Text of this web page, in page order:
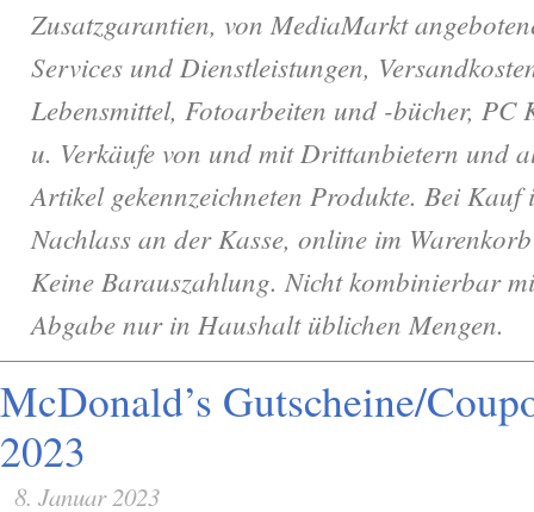
Zusatzgarantien, von MediaMarkt
Services und Dienstleistungen,
Lebensmittel, Fotoarbeiten und -bücher, PC
u. Verkäufe von und mit Drittanbietern und
Artikel gekennzeichneten Produkte. Bei
Nachlass an der Kasse, online im
Keine Barauszahlung. Nicht kombinierbar
Abgabe nur in Haushalt üblichen Mengen.
McDonald’s Gutscheine/
2023
8. Januar 2023